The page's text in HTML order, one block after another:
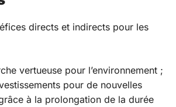
directs et indirects pour les
vertueuse pour l’environnement ;
pour de nouvelles
à la prolongation de la durée